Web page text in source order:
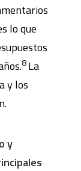
lo que
8 La
y los
y